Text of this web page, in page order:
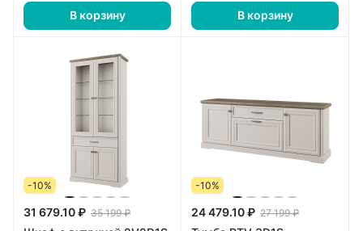
В корзину В корзину
-10%
31 679.10 ₽ 35 199 ₽
-10%
24 479.10 ₽ 27 199 ₽